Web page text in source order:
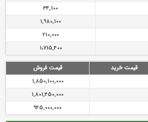
34,100
1,980,100
210,000
1،715,400
قیمت خرید
قیمت فروش
1,850,100,000
1,801,450,000
945,000,000